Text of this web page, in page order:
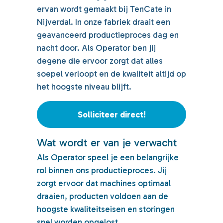
ervan wordt gemaakt bij TenCate in
Nijverdal. In onze fabriek draait een
geavanceerd productieproces dag en
nacht door. Als Operator ben jij
degene die ervoor zorgt dat alles
soepel verloopt en de kwaliteit altijd op
het hoogste niveau blijft.
Solliciteer direct!
Wat wordt er van je verwacht
Als Operator speel je een belangrijke
rol binnen ons productieproces. Jij
zorgt ervoor dat machines optimaal
draaien, producten voldoen aan de
hoogste kwaliteitseisen en storingen